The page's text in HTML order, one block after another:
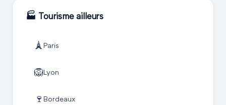
🏭 Tourismeailleurs
🗼 Paris
🦁Lyon
🍷 Bordeaux